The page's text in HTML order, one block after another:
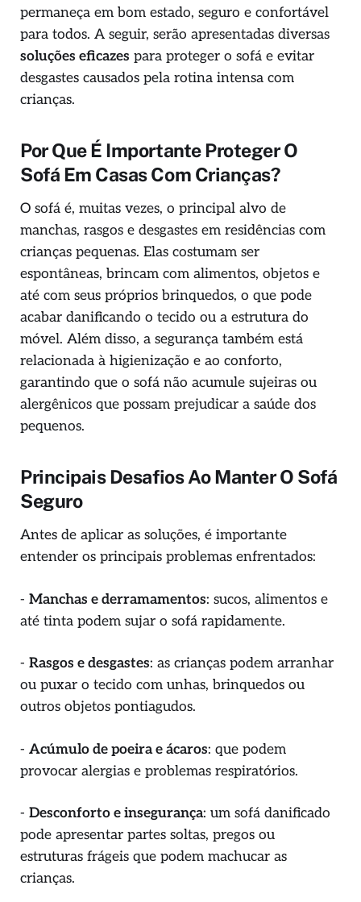
permaneça em bom estado, seguro e confortável
para todos. A seguir, serão apresentadas diversas
soluções eficazes para proteger o sofá e evitar
desgastes causados pela rotina intensa com
crianças.
Por Que É Importante Proteger O
Sofá Em Casas Com Crianças?
O sofá é, muitas vezes, o principal alvo de
manchas, rasgos e desgastes em residências com
crianças pequenas. Elas costumam ser
espontâneas, brincam com alimentos, objetos e
até com seus próprios brinquedos, o que pode
acabar danificando o tecido ou a estrutura do
móvel. Além disso, a segurança também está
relacionada à higienização e ao conforto,
garantindo que o sofá não acumule sujeiras ou
alergênicos que possam prejudicar a saúde dos
pequenos.
Principais Desafios Ao Manter O Sofá
Seguro
Antes de aplicar as soluções, é importante
entender os principais problemas enfrentados:
- Manchas e derramamentos: sucos, alimentos e
até tinta podem sujar o sofá rapidamente.
- Rasgos e desgastes: as crianças podem arranhar
ou puxar o tecido com unhas, brinquedos ou
outros objetos pontiagudos.
- Acúmulo de poeira e ácaros: que podem
provocar alergias e problemas respiratórios.
- Desconforto e insegurança: um sofá danificado
pode apresentar partes soltas, pregos ou
estruturas frágeis que podem machucar as
crianças.